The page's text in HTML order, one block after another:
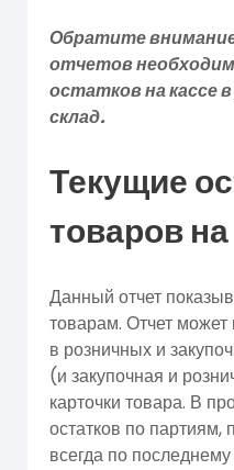
Обратите
отчетов
остатков на кассе
склад.
Текущие
товаров
Данный отчет
товарам. Отчет
в розничных и
(и закупочная и
карточки товара. В
остатков по партиям,
всегда по